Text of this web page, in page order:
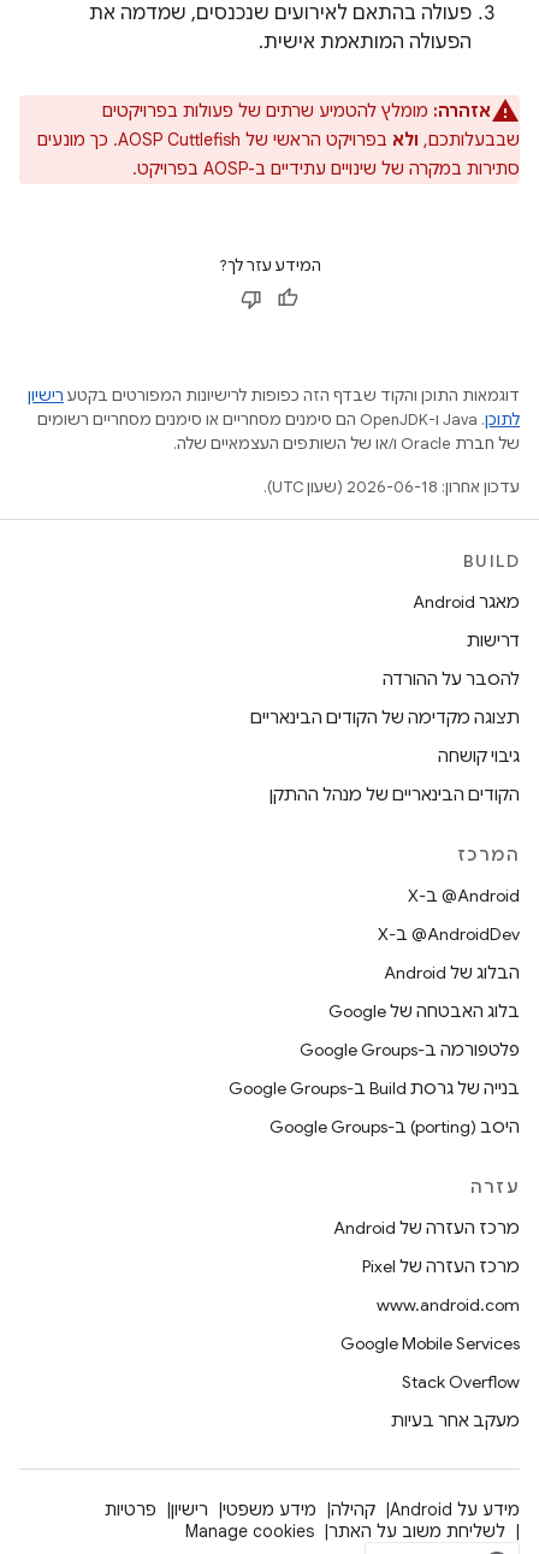
פעולה בהתאם לאירועים שנכנסים, שמדמה את
הפעולה המותאמת אישית.
אזהרה: מומלץ להטמיע שרתים של פעולות בפרויקטים
שבבעלותכם, ולא
בפרויקט הראשי של AOSP Cuttlefish. כך מונעים
סתירות במקרה של שינויים עתידיים ב-AOSP בפרויקט.
המידע עזר לך?
דוגמאות התוכן והקוד שבדף הזה כפופות לרישיונות המפורטים בקטע רישיון
לתוכן
.‏ Java ו-OpenJDK הם סימנים מסחריים או סימנים מסחריים רשומים
של חברת Oracle ו/או של השותפים העצמאיים שלה.
עדכון אחרון: 2026-06-18 (שעון UTC).
BUILD
מאגר Android
דרישות
להסבר על ההורדה
תצוגה מקדימה של הקודים הבינאריים
גיבוי קושחה
הקודים הבינאריים של מנהל ההתקן
המרכז
‫‎@Android ב-X
‫‎@AndroidDev ב-X
הבלוג של Android
בלוג האבטחה של Google
פלטפורמה ב-Google Groups
בנייה של גרסת Build ב-Google Groups
היסב (porting) ב-Google Groups
עזרה
מרכז העזרה של Android
מרכז העזרה של Pixel
www.android.com
Google Mobile Services
Stack Overflow
מעקב אחר בעיות
מידע על Android קהילה מידע משפטי רישיון
פרטיות
לשליחת משוב על האתר
Manage cookies